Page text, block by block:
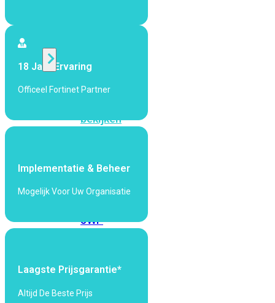
Access
bekijken
Generatie
Wi-
5Wi-
6EWi-
Fi
18 Jaar Ervaring
Officeel Fortinet Partner
Implementatie & Beheer
Mogelijk Voor Uw Organisatie
Laagste Prijsgarantie*
Altijd De Beste Prijs